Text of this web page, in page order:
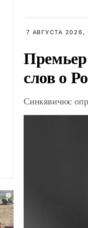
7 АВГУСТА 2026,
слов о
Синкявичюс